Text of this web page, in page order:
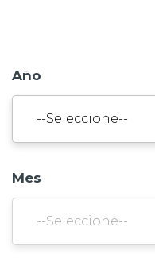
Año
Mes